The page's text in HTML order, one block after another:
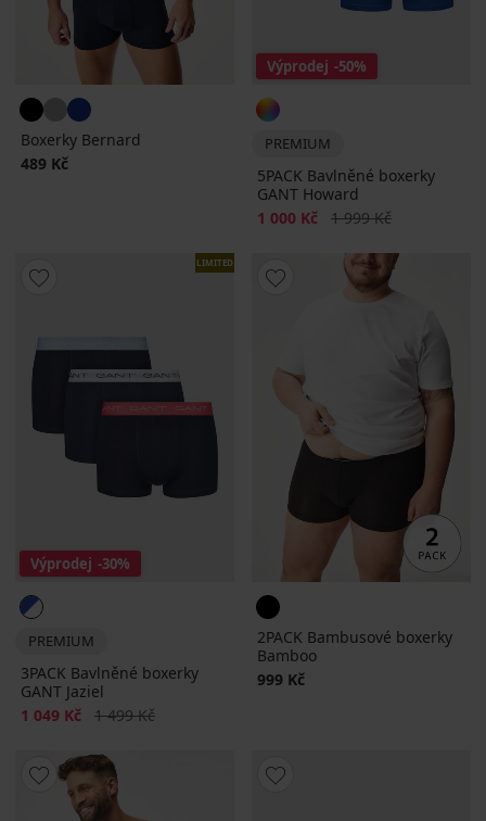
Boxerky Bernard
489 Kč
Výprodej -50%
PREMIUM
5PACK Bavlněné boxerky
GANT Howard
Sleva
1 000 Kč Původní cena
1 999 Kč
LIMITED
Výprodej -30%
PREMIUM
3PACK Bavlněné boxerky
GANT Jaziel
Sleva
1 049 Kč Původní cena
1 499 Kč
2PACK Bambusové boxerky
Bamboo
999 Kč